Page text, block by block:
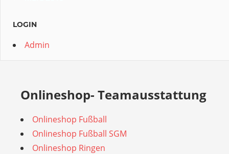
LOGIN
Admin
Onlineshop- Teamausstattung
Onlineshop Fußball
Onlineshop Fußball SGM
Onlineshop Ringen